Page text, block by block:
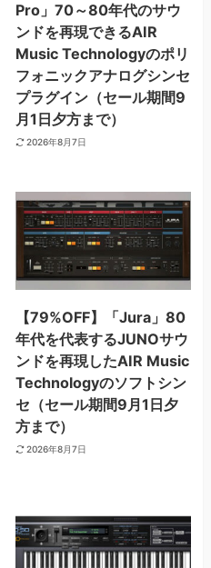
Pro」70～80年代のサウ
ンドを再現できるAIR
Music Technologyのポリ
フォニックアナログシンセ
プラグイン（セール期間9
月1日夕方まで）
2026年8月7日
【79%OFF】「Jura」80
年代を代表するJUNOサウ
ンドを再現したAIR Music
Technologyのソフトシン
セ（セール期間9月1日夕
方まで）
2026年8月7日